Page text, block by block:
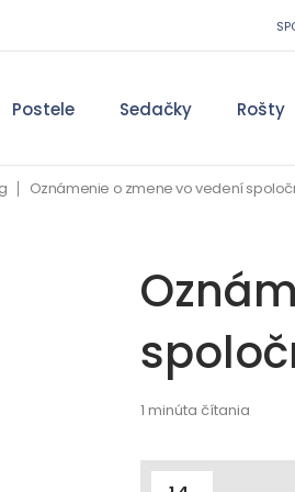
Postele Sedačky Rošty
Oznámenie o zmene vo vedení
1 minúta čítania